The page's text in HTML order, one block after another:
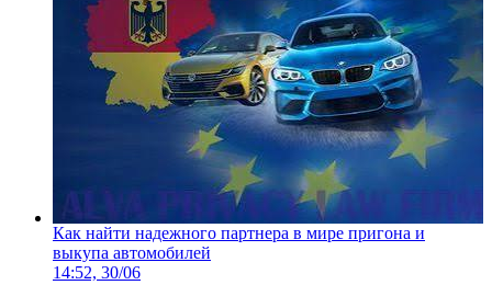
Как найти надежного партнера в мире пригона и
выкупа автомобилей
14:52, 30/06